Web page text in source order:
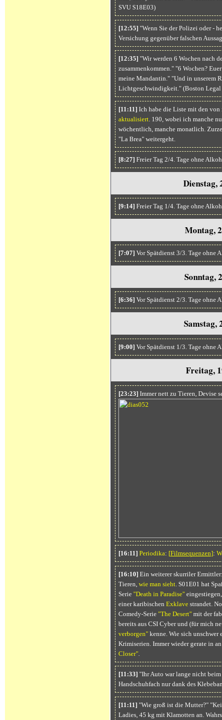
SVU S18E03)
[12:55]"Wenn Sie der Polizei oder -
Versichung gegenüber falschen
[12:35]"Wir werden 6 Wochen nach
zusammenkommen." "6 Wochen?
meine Mandantin." "Und in unserem
Lichtgeschwindigkeit." (Boston Legal
[11:11]Ich habe die Liste mit den von
aktualisiert. 190, wobei ich manche
wöchentlich, manche monatlich.
"La Brea" weitergeht.
[8:27]Freier Tag 2/4. Tage ohne
Dienstag,
[9:14]Freier Tag 1/4. Tage ohne
Montag,
[7:07]Vor Spätdienst 3/3. Tage ohne
Sonntag,
[6:36]Vor Spätdienst 2/3. Tage ohne
Samstag,
[9:00]Vor Spätdienst 1/3. Tage ohne
Freitag,
[23:23]Immer nett zu Tieren, Devise
[16:11] Periodika: [Filmsequenzen]:
[16:10]Ein weiterer skurriler
Tieren, wie man sieht. S01E01 hat
Serie "Death in Paradise"
einer karibischen Exklavestrandet.
Comedy-Serie "The Desert"mit der
bereits aus CSI Cyber und (für mich
verborgen"kenne. Wie sich unschwer
Krimiserien. Immer wieder gerate in
Closer".
[11:33]"Ihr Auto war lange nicht beim
Handschuhfach nur dank des
[11:11]"Wie groß ist die Mutter?"
Ladies, 45 kg mit Klamotten an.